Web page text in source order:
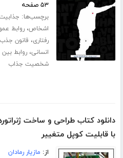
۵۳ صفحه
برچسب‌ها:
اشخاص،روابط
رفتاری، قانون جذب
انسانی،روابط
شخصیت جذاب
دانلود کتاب طراحی و ساخت
با قابلیت کوپل متغییر
از: مازیار رمادان